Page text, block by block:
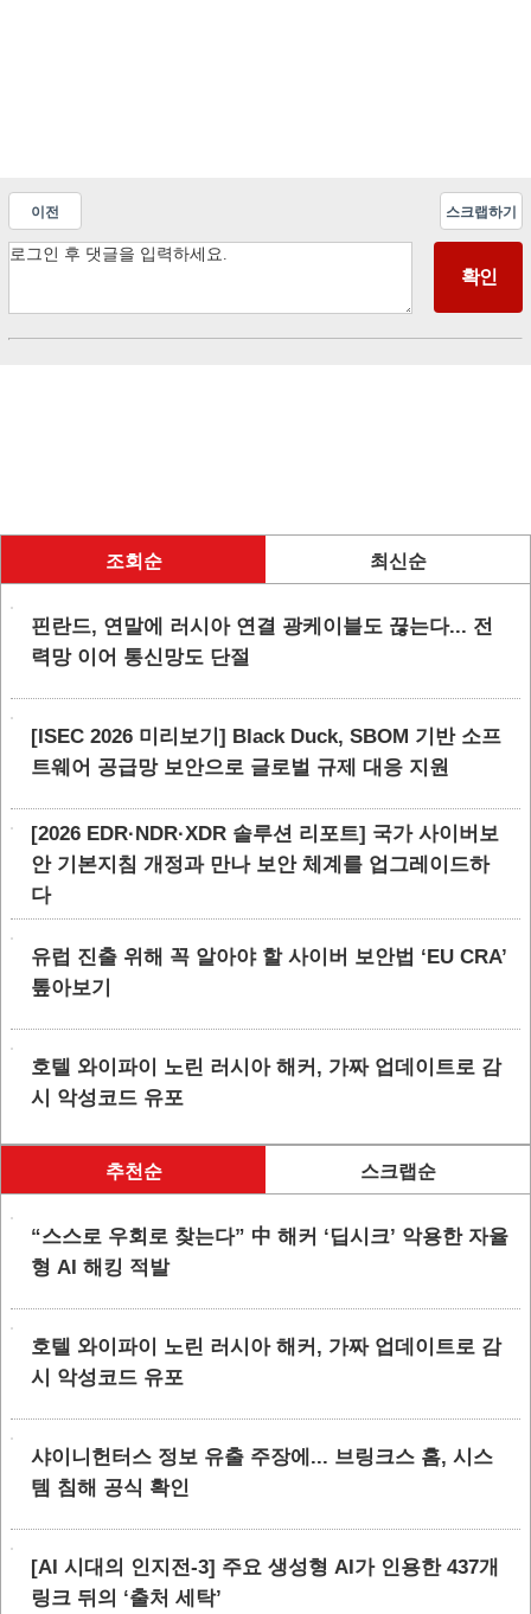
이전 스크랩하기
조회순 최신순
핀란드, 연말에 러시아 연결 광케이블도 끊는다... 전
력망 이어 통신망도 단절
[ISEC 2026 미리보기] Black Duck, SBOM 기반 소프
트웨어 공급망 보안으로 글로벌 규제 대응 지원
[2026 EDR·NDR·XDR 솔루션 리포트] 국가 사이버보
안 기본지침 개정과 만나 보안 체계를 업그레이드하
다
유럽 진출 위해 꼭 알아야 할 사이버 보안법 ‘EU CRA’
톺아보기
호텔 와이파이 노린 러시아 해커, 가짜 업데이트로 감
시 악성코드 유포
추천순 스크랩순
“스스로 우회로 찾는다” 中 해커 ‘딥시크’ 악용한 자율
형 AI 해킹 적발
호텔 와이파이 노린 러시아 해커, 가짜 업데이트로 감
시 악성코드 유포
샤이니헌터스 정보 유출 주장에... 브링크스 홈, 시스
템 침해 공식 확인
[AI 시대의 인지전-3] 주요 생성형 AI가 인용한 437개
링크 뒤의 ‘출처 세탁’